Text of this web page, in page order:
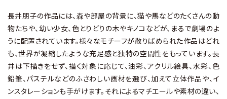
長井朋子の作品には、森や部屋の背景に、猫や馬などのたくさんの動
物たちや、幼い少女、色とりどりの木やキノコなどが、まるで劇場のよ
うに配置されています。様々なモチーフが散りばめられた作品はどれ
も、世界が凝縮したような充足感と独特の空間性をもっています。長
井は下描きをせず、描く対象に応じて、油彩、アクリル絵具、水彩、色
鉛筆、パステルなどのふさわしい画材を選び、加えて立体作品や、イ
ンスタレーションも手がけます。それによるマチエールや素材の違い、